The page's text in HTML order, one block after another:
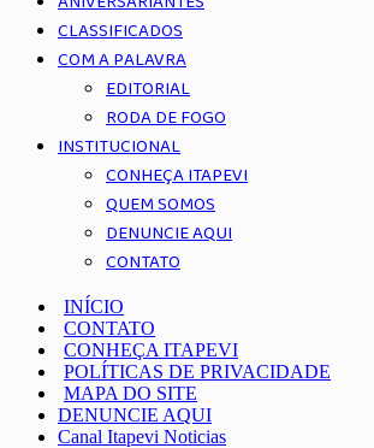
CLASSIFICADOS
COM A PALAVRA
EDITORIAL
RODA DE FOGO
INSTITUCIONAL
CONHEÇA ITAPEVI
QUEM SOMOS
DENUNCIE AQUI
CONTATO
INÍCIO
CONTATO
CONHEÇA ITAPEVI
POLÍTICAS DE PRIVACIDADE
MAPA DO SITE
DENUNCIE AQUI
Canal Itapevi Noticias